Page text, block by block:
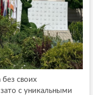
своих
с уникальными